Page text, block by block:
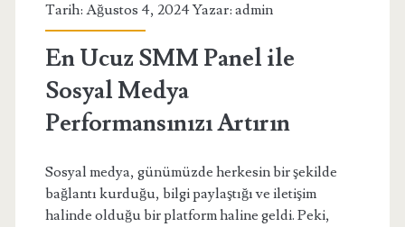
Tarih: Ağustos 4, 2024 Yazar: admin
En Ucuz SMM Panel ile
Sosyal Medya
Performansınızı Artırın
Sosyal medya, günümüzde herkesin bir şekilde
bağlantı kurduğu, bilgi paylaştığı ve iletişim
halinde olduğu bir platform haline geldi. Peki,